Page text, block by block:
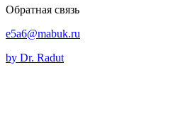
Обратная связь
e5a6@mabuk.ru
by Dr. Radut